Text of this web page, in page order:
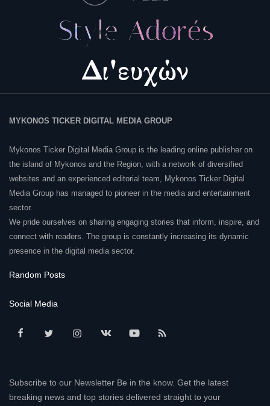
MYKONOS TICKER DIGITAL MEDIA GROUP
Mykonos Ticker Digital Media Group is the leading online publisher on
the island of Mykonos and the Region, with a network of diversified
websites and an experienced editorial team, Mykonos Ticker Digital
Media Group has managed to pioneer in the media and entertainment
sector.
We pride ourselves on sharing engaging stories that inform, inspire, and
connect with readers. The group is constantly increasing its dynamic
presence in the digital media sector.
Random Posts
Social Media
Subscribe to our Newsletter Be in the know. Get the latest
breaking news and top stories delivered straight to your